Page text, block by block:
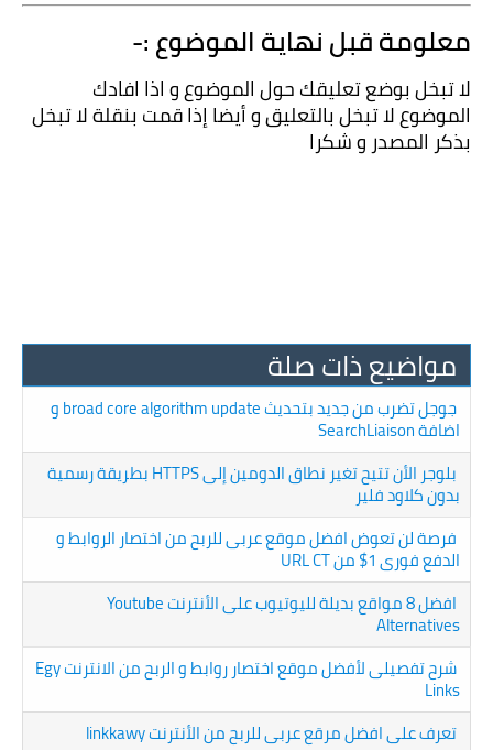
معلومة قبل نهاية الموضوع :-
بذكر المصدر و شكرا
مواضيع ذات صلة
جوجل تضرب من جديد بتحديث broad core algorithm update و
اضافة SearchLiaison
بلوجر الأن تتيح تغير نطاق الدومين إلى HTTPS بطريقة رسمية
بدون كلاود فلير
فرصة لن تعوض افضل موقع عربى للربح من اختصار الروابط و
الدفع فورى 1$ من URL CT
افضل 8 مواقع بديلة لليوتيوب على الأنترنت Youtube
Alternatives
شرح تفصيلى لأفضل موقع اختصار روابط و الربح من الانترنت Egy
Links
تعرف على افضل مرقع عربى للربح من الأنترنت linkkawy